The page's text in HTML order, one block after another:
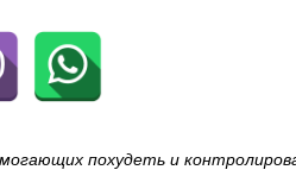
похудеть и